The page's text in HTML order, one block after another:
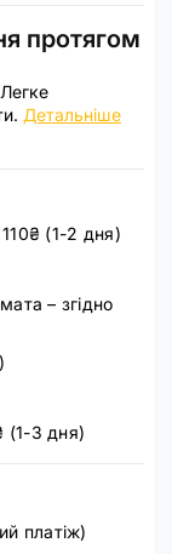
протягом
Детальніше
(1-2 дня)
– згідно
(1-3 дня)
платіж)